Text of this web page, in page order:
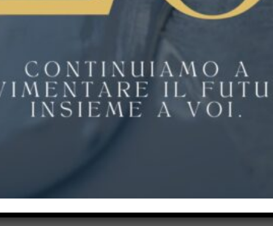
La pavimentazione si presentava in uno stato
L’intenzione del Cliente era quella di trovare
una soluzione rapida che permettesse di
rivestire tutta la superficie.